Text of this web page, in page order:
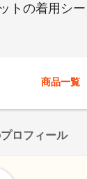
トの着用シ
商品一覧
ロフィール